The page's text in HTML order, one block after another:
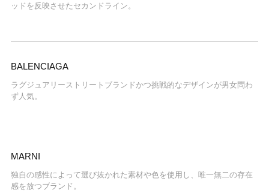
ッドを反映させたセカンドライン。
BALENCIAGA
ラグジュアリーストリートブランドかつ挑戦的なデザインが男女問わ
ず人気。
MARNI
独自の感性によって選び抜かれた素材や色を使用し、唯一無二の存在
感を放つブランド。